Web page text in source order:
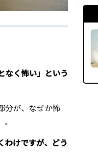
なく怖い」という
分が、なぜか怖
わけですが、どう